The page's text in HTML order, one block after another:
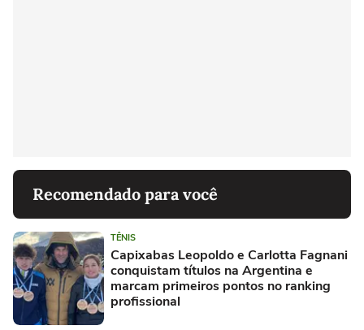
Recomendado para você
TÊNIS
Capixabas Leopoldo e Carlotta Fagnani
conquistam títulos na Argentina e
marcam primeiros pontos no ranking
profissional